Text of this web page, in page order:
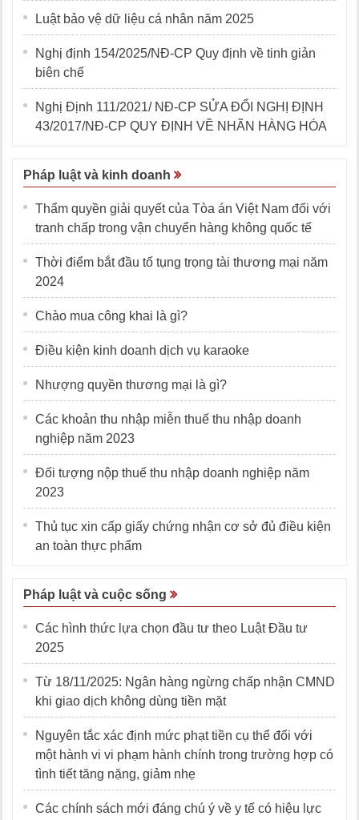
Luật bảo vệ dữ liệu cá nhân năm 2025
Nghị định 154/2025/NĐ-CP Quy định về tinh giản
biên chế
Nghị Định 111/2021/ NĐ-CP SỬA ĐỔI NGHỊ ĐỊNH
43/2017/NĐ-CP QUY ĐỊNH VỀ NHÃN HÀNG HÓA
Pháp luật và kinh doanh
Thẩm quyền giải quyết của Tòa án Việt Nam đối với
tranh chấp trong vận chuyển hàng không quốc tế
Thời điểm bắt đầu tố tụng trọng tài thương mại năm
2024
Chào mua công khai là gì?
Điều kiện kinh doanh dịch vụ karaoke
Nhượng quyền thương mại là gì?
Các khoản thu nhập miễn thuế thu nhập doanh
nghiệp năm 2023
Đối tượng nộp thuế thu nhập doanh nghiệp năm
2023
Thủ tục xin cấp giấy chứng nhận cơ sở đủ điều kiện
an toàn thực phẩm
Pháp luật và cuộc sống
Các hình thức lựa chọn đầu tư theo Luật Đầu tư
2025
Từ 18/11/2025: Ngân hàng ngừng chấp nhận CMND
khi giao dịch không dùng tiền mặt
Nguyên tắc xác định mức phạt tiền cụ thể đối với
một hành vi vi phạm hành chính trong trường hợp có
tình tiết tăng nặng, giảm nhẹ
Các chính sách mới đáng chú ý về y tế có hiệu lực